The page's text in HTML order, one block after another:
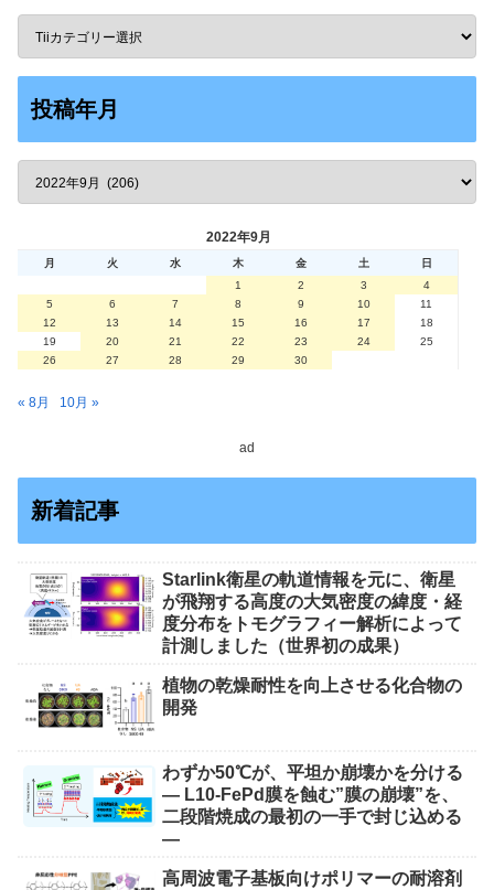
投稿年月
2022年9月
月 火 水 木 金 土
日
1
2 3
4
5
6 7 8 9 10
11
12
13 14 15 16 17
18
19
20 21 22 23 24
25
26
27 28 29 30
« 8月 10月 »
ad
新着記事
Starlink衛星の軌道情報を元に、衛星
が飛翔する高度の大気密度の緯度・経
度分布をトモグラフィー解析によって
計測しました（世界初の成果）
植物の乾燥耐性を向上させる化合物の
開発
わずか50℃が、平坦か崩壊かを分ける
― L10-FePd膜を蝕む”膜の崩壊”を、
二段階焼成の最初の一手で封じ込める
―
高周波電子基板向けポリマーの耐溶剤